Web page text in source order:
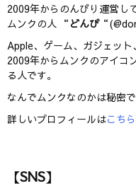
2009年からのんびり運営し
ムンクの人 “ どんぴ
Apple、ゲーム、ガジェッ
2009年からムンクのアイコ
る人です。
なんでムンクなのかは秘密で
詳しいプロフィールはこちら
【SNS】